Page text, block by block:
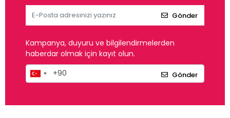
Gönder
Kampanya, duyuru ve bilgilendirmelerden
haberdar olmak için kayıt olun.
Gönder